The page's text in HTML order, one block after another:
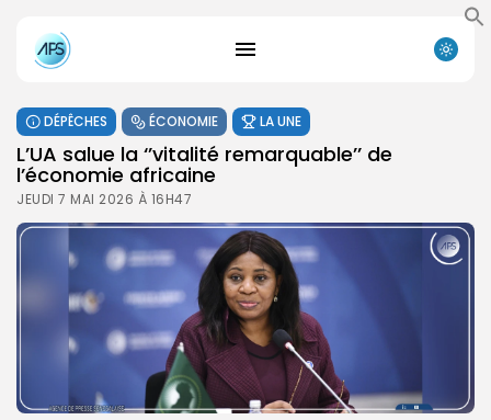
DÉPÊCHES ÉCONOMIE LA UNE
L’UA salue la ‘’vitalité remarquable’’ de
l’économie africaine
JEUDI 7 MAI 2026 À 16H47